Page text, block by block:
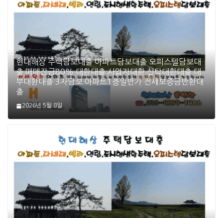
현대해상 주택담보대출 아파트담보대출 오피스텔담보대
출 매매잔금80% 대환대출 사업자대환 신탁대환대출 대
부대환대출 3자담보 아파트1층일반가 전세보증금반환대
출
2026년 5월 8일